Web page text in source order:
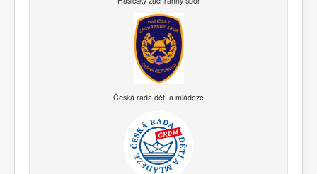
Česká rada dětí a mládeže